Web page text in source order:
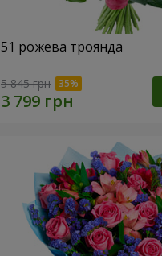
51 рожева троянда
5 845 грн